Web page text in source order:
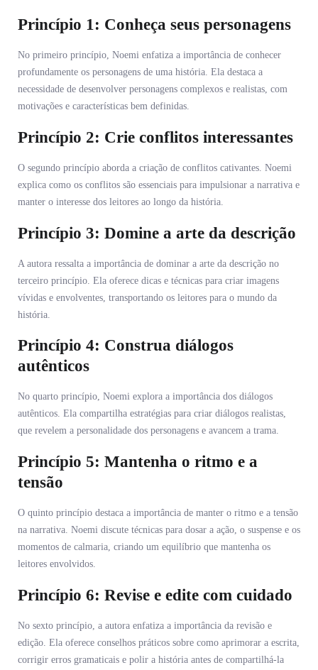
Princípio 1: Conheça seus personagens
No primeiro princípio, Noemi enfatiza a importância de conhecer
profundamente os personagens de uma história. Ela destaca a
necessidade de desenvolver personagens complexos e realistas, com
motivações e características bem definidas.
Princípio 2: Crie conflitos interessantes
O segundo princípio aborda a criação de conflitos cativantes. Noemi
explica como os conflitos são essenciais para impulsionar a narrativa e
manter o interesse dos leitores ao longo da história.
Princípio 3: Domine a arte da descrição
A autora ressalta a importância de dominar a arte da descrição no
terceiro princípio. Ela oferece dicas e técnicas para criar imagens
vívidas e envolventes, transportando os leitores para o mundo da
história.
Princípio 4: Construa diálogos
autênticos
No quarto princípio, Noemi explora a importância dos diálogos
autênticos. Ela compartilha estratégias para criar diálogos realistas,
que revelem a personalidade dos personagens e avancem a trama.
Princípio 5: Mantenha o ritmo e a
tensão
O quinto princípio destaca a importância de manter o ritmo e a tensão
na narrativa. Noemi discute técnicas para dosar a ação, o suspense e os
momentos de calmaria, criando um equilíbrio que mantenha os
leitores envolvidos.
Princípio 6: Revise e edite com cuidado
No sexto princípio, a autora enfatiza a importância da revisão e
edição. Ela oferece conselhos práticos sobre como aprimorar a escrita,
corrigir erros gramaticais e polir a história antes de compartilhá-la